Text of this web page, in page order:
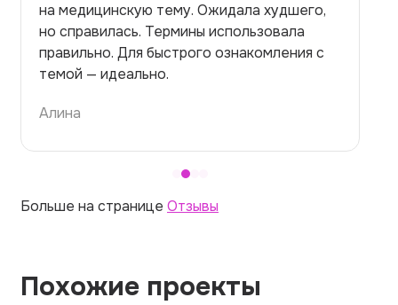
на медицинскую тему. Ожидала худшего,
но справилась. Термины использовала
правильно. Для быстрого ознакомления с
темой — идеально.
Алина
Больше на странице Отзывы
Похожие проекты